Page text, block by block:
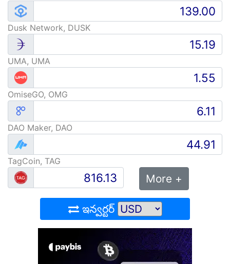
Dusk Network, DUSK
UMA, UMA
OmiseGO, OMG
DAO Maker, DAO
TagCoin, TAG
More +
ఇన్వర్టర్